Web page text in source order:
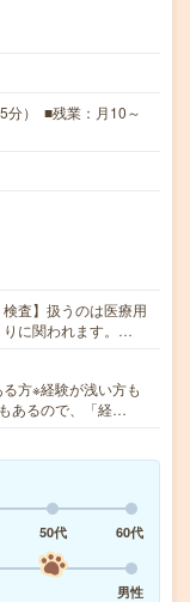
分） ■残業：月10～
査】扱うのは医療用
りに関われます。…
方※経験が浅い方も
あるので、「経…
50代
60代
男性